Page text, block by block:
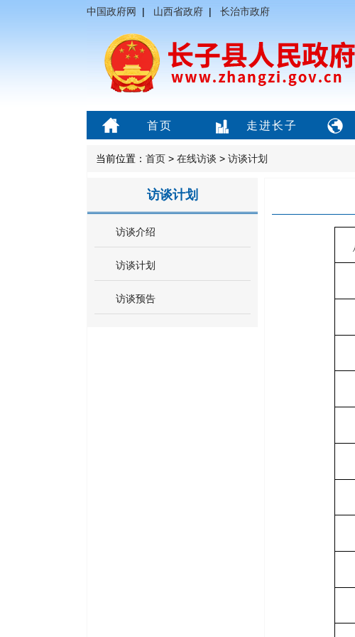
中国政府网 | 山西省政府 | 长治市政府
首页 走进长子
当前位置： 首页 > 在线访谈 > 访谈计划
访谈计划
访谈介绍
访谈计划
访谈预告